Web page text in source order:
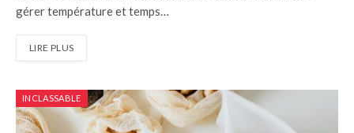
gérer température et temps…
LIRE PLUS
INCLASSABLE